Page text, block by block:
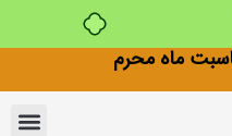
ماه محرم